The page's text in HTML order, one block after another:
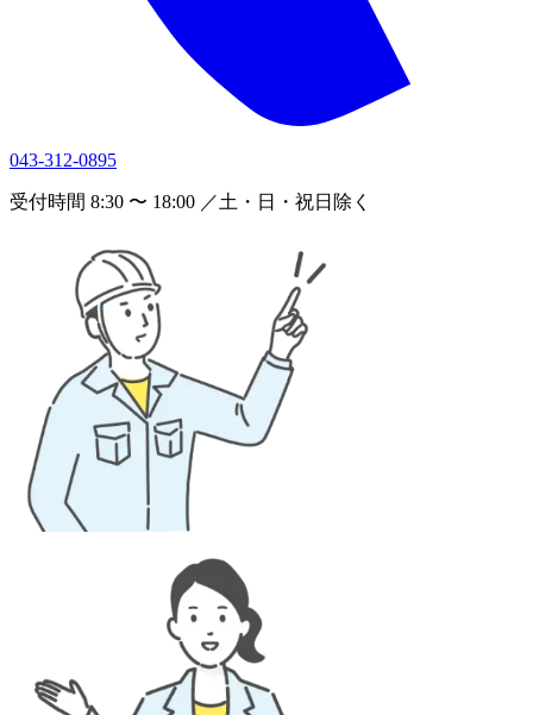
043-312-0895
受付時間 8:30 〜 18:00 ／土・日・祝日除く